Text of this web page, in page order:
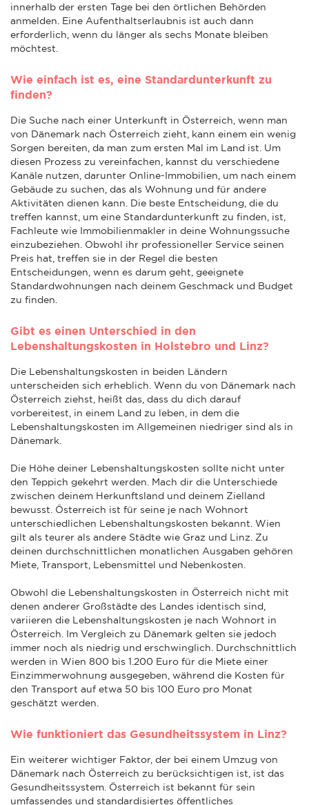
innerhalb der ersten Tage bei den örtlichen Behörden
anmelden. Eine Aufenthaltserlaubnis ist auch dann
erforderlich, wenn du länger als sechs Monate bleiben
möchtest.
Wie einfach ist es, eine Standardunterkunft zu
finden?
Die Suche nach einer Unterkunft in Österreich, wenn man
von Dänemark nach Österreich zieht, kann einem ein wenig
Sorgen bereiten, da man zum ersten Mal im Land ist. Um
diesen Prozess zu vereinfachen, kannst du verschiedene
Kanäle nutzen, darunter Online-Immobilien, um nach einem
Gebäude zu suchen, das als Wohnung und für andere
Aktivitäten dienen kann. Die beste Entscheidung, die du
treffen kannst, um eine Standardunterkunft zu finden, ist,
Fachleute wie Immobilienmakler in deine Wohnungssuche
einzubeziehen. Obwohl ihr professioneller Service seinen
Preis hat, treffen sie in der Regel die besten
Entscheidungen, wenn es darum geht, geeignete
Standardwohnungen nach deinem Geschmack und Budget
zu finden.
Gibt es einen Unterschied in den
Lebenshaltungskosten in Holstebro und Linz?
Die Lebenshaltungskosten in beiden Ländern
unterscheiden sich erheblich. Wenn du von Dänemark nach
Österreich ziehst, heißt das, dass du dich darauf
vorbereitest, in einem Land zu leben, in dem die
Lebenshaltungskosten im Allgemeinen niedriger sind als in
Dänemark.
Die Höhe deiner Lebenshaltungskosten sollte nicht unter
den Teppich gekehrt werden. Mach dir die Unterschiede
zwischen deinem Herkunftsland und deinem Zielland
bewusst. Österreich ist für seine je nach Wohnort
unterschiedlichen Lebenshaltungskosten bekannt. Wien
gilt als teurer als andere Städte wie Graz und Linz. Zu
deinen durchschnittlichen monatlichen Ausgaben gehören
Miete, Transport, Lebensmittel und Nebenkosten.
Obwohl die Lebenshaltungskosten in Österreich nicht mit
denen anderer Großstädte des Landes identisch sind,
variieren die Lebenshaltungskosten je nach Wohnort in
Österreich. Im Vergleich zu Dänemark gelten sie jedoch
immer noch als niedrig und erschwinglich. Durchschnittlich
werden in Wien 800 bis 1.200 Euro für die Miete einer
Einzimmerwohnung ausgegeben, während die Kosten für
den Transport auf etwa 50 bis 100 Euro pro Monat
geschätzt werden.
Wie funktioniert das Gesundheitssystem in Linz?
Ein weiterer wichtiger Faktor, der bei einem Umzug von
Dänemark nach Österreich zu berücksichtigen ist, ist das
Gesundheitssystem. Österreich ist bekannt für sein
umfassendes und standardisiertes öffentliches